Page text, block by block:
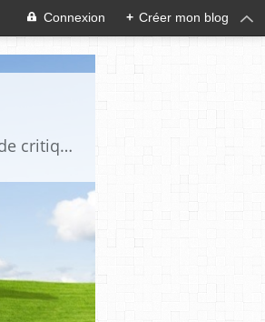
Connexion + Créer mon blog
Blog destiné à commenter l'actualité, politique, économique, culturelle, sportive, etc, dans un esprit de critique philosophique, d'esprit chrétien et français.La collaboration des lecteurs est souhaitée, de même que la courtoisie, et l'esprit de tolérance.